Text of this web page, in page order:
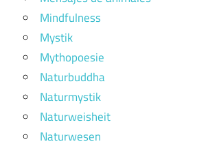
Mindfulness
Mystik
Mythopoesie
Naturbuddha
Naturmystik
Naturweisheit
Naturwesen